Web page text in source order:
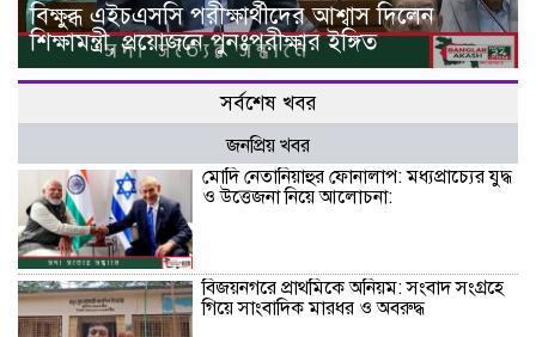
বিক্ষুব্ধ এইচএসসি পরীক্ষার্থীদের আশ্বাস দিলেন
শিক্ষামন্ত্রী, প্রয়োজনে পুনঃপরীক্ষার ইঙ্গিত
সর্বশেষ খবর
জনপ্রিয় খবর
মোদি নেতানিয়াহুর ফোনালাপ: মধ্যপ্রাচ্যের যুদ্ধ
ও উত্তেজনা নিয়ে আলোচনা:
বিজয়নগরে প্রাথমিকে অনিয়ম: সংবাদ সংগ্রহে
গিয়ে সাংবাদিক মারধর ও অবরুদ্ধ